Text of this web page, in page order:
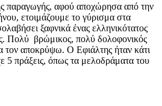
παραγωγής, αφού αποχώρησα από την
ετοιμάζουμε το γύρισμα στα
ξαφνικά ένας ελληνικότατος
Πολύ βρώμικος, πολύ δολοφονικός
τον αποκρύψω. Ο Εφιάλτης ήταν κάτι
5 πράξεις, όπως τα μελοδράματα του